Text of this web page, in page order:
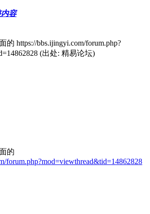
容
的 https://bbs.ijingyi.com/forum.php?
(出处: 精易论坛)
的
forum.php?mod=viewthread&tid=14862828